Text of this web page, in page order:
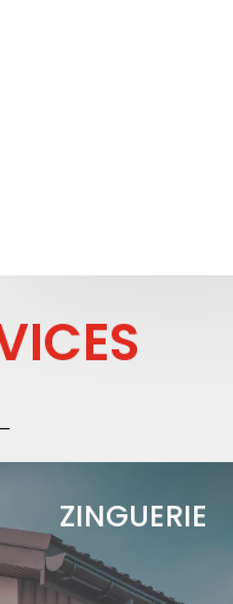
ZINGUERIE